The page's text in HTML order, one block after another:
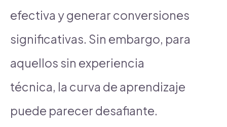
efectiva y generar conversiones
significativas. Sin embargo, para
aquellos sin experiencia
técnica, la curva de aprendizaje
puede parecer desafiante.